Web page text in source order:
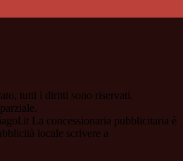
tutti i diritti sono riservati.
La concessionaria pubblicitaria è
locale scrivere a